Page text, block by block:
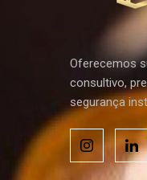
Oferecemos
consultivo,
segurança